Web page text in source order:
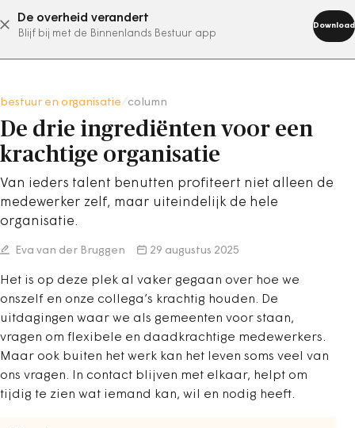
De overheid verandert
Blijf bij met de Binnenlands Bestuur app
Download
abonneer nu
bestuur en organisatie column
De drie ingrediënten voor een
krachtige organisatie
Van ieders talent benutten profiteert niet alleen de
medewerker zelf, maar uiteindelijk de hele
organisatie.
Eva van der Bruggen 29 augustus 2025
Het is op deze plek al vaker gegaan over hoe we
onszelf en onze collega’s krachtig houden. De
uitdagingen waar we als gemeenten voor staan,
vragen om flexibele en daadkrachtige medewerkers.
Maar ook buiten het werk kan het leven soms veel van
ons vragen. In contact blijven met elkaar, helpt om
tijdig te zien wat iemand kan, wil en nodig heeft.